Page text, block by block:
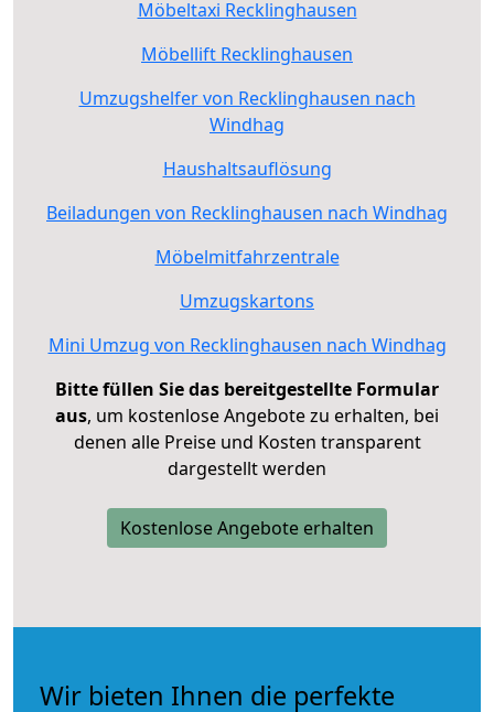
Möbeltaxi Recklinghausen
Möbellift Recklinghausen
Umzugshelfer von Recklinghausen nach
Windhag
Haushaltsauflösung
Beiladungen von Recklinghausen nach Windhag
Möbelmitfahrzentrale
Umzugskartons
Mini Umzug von Recklinghausen nach Windhag
Bitte füllen Sie das bereitgestellte Formular
aus, um kostenlose Angebote zu erhalten, bei
denen alle Preise und Kosten transparent
dargestellt werden
Kostenlose Angebote erhalten
Wir bieten Ihnen die perfekte